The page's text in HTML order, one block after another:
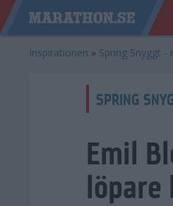
Inspirationen » Spring Snyggt -
SPRING
Emil
löpare